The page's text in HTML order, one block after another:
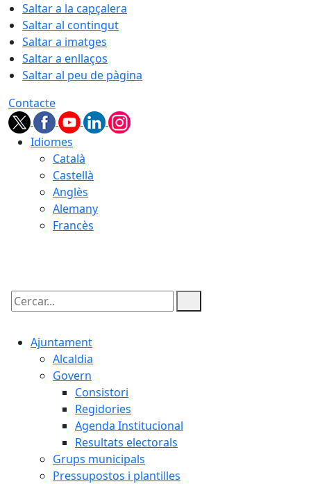
Saltar a la capçalera
Saltar al contingut
Saltar a imatges
Saltar a enllaços
Saltar al peu de pàgina
Contacte
Idiomes
Català
Castellà
Anglès
Alemany
Francès
Cercar:
Ajuntament
Alcaldia
Govern
Consistori
Regidories
Agenda Institucional
Resultats electorals
Grups municipals
Pressupostos i plantilles